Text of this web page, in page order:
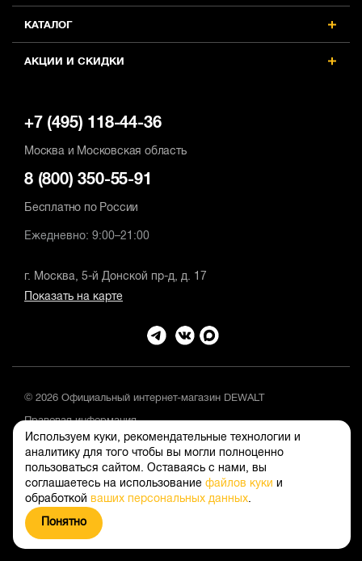
Используем куки, рекомендательные технологии и
аналитику для того чтобы вы могли полноценно
пользоваться сайтом. Оставаясь с нами, вы
соглашаетесь на использование файлов куки и
обработкой ваших персональных данных.
Понятно
КАТАЛОГ
АКЦИИ И СКИДКИ
+7 (495) 118-44-36
Москва и Московская область
8 (800) 350-55-91
Бесплатно по России
Ежедневно: 9:00–21:00
г. Москва, 5-й Донской пр-д, д. 17
Показать на карте
© 2026 Официальный интернет-магазин DEWALT
Правовая информация
Положение об обработке и защите персональных данных